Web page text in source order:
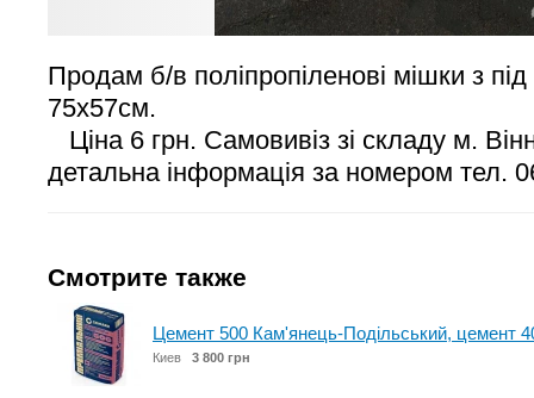
Продам б/в поліпропіленові мішки з під
75х57см.
Ціна 6 грн. Самовивіз зі складу м.
детальна інформація за номером тел.
Смотрите также
Цемент 500 Кам'янець-Подільський, цемент
Киев 3 800 грн